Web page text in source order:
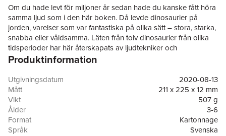
Om du hade levt för miljoner år sedan hade du kanske fått höra
samma ljud som i den här boken. Då levde dinosaurier på
jorden, varelser som var fantastiska på olika sätt – stora, starka,
snabba eller våldsamma. Läten från tolv dinosaurier från olika
tidsperioder har här återskapats av ljudtekniker och
entusiastiska paleontologer. Med den här unika boken kan du
märkvärdiga urtidsdjur ekade över kontinenterna.
Produktinformation
Utgivningsdatum
2020-08-13
Mått
211 x 225 x 12 mm
Vikt
507 g
Ålder
3-6
Format
Kartonnage
Språk
Svenska